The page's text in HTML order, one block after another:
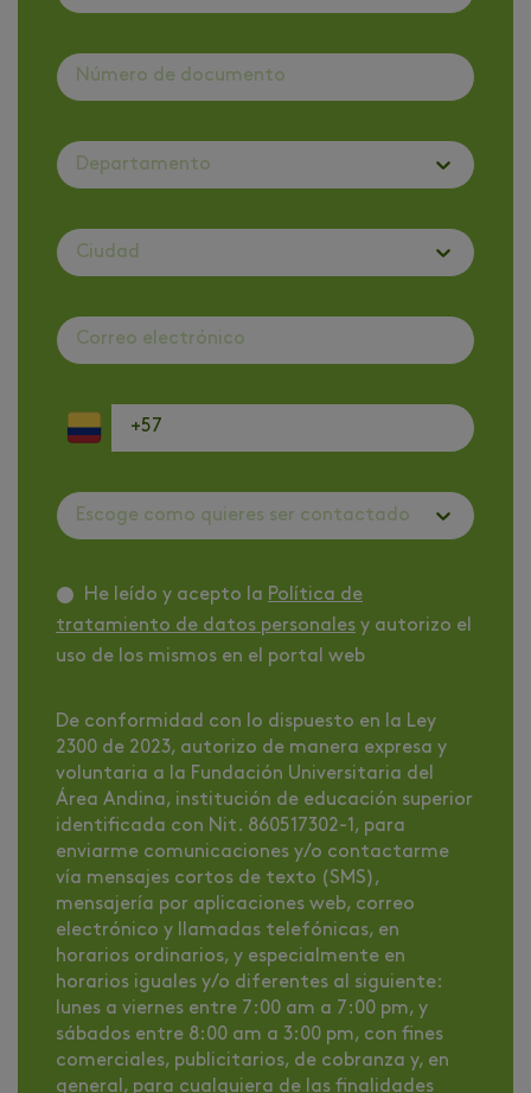
Departamento
Ciudad
Escoge como quieres ser contactado
He leído y acepto la Política de
tratamiento de datos personales y autorizo el
uso de los mismos en el portal web
De conformidad con lo dispuesto en la Ley
2300 de 2023, autorizo de manera expresa y
voluntaria a la Fundación Universitaria del
Área Andina, institución de educación superior
identificada con Nit. 860517302-1, para
enviarme comunicaciones y/o contactarme
vía mensajes cortos de texto (SMS),
mensajería por aplicaciones web, correo
electrónico y llamadas telefónicas, en
horarios ordinarios, y especialmente en
horarios iguales y/o diferentes al siguiente:
lunes a viernes entre 7:00 am a 7:00 pm, y
sábados entre 8:00 am a 3:00 pm, con fines
comerciales, publicitarios, de cobranza y, en
general, para cualquiera de las finalidades